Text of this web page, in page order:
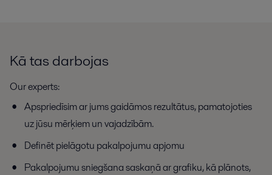
Kā tas darbojas
Our experts:
Apspriedīsim ar jums gaidāmos rezultātus, pamatojoties
uz jūsu mērķiem un vajadzībām.
Definēt pielāgotu pakalpojumu apjomu
Pakalpojumu sniegšana saskaņā ar grafiku, kā plānots,